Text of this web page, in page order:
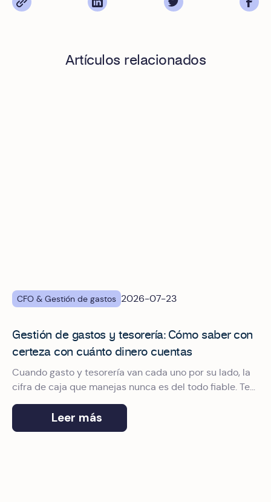
Artículos relacionados
CFO & Gestión de gastos 2026-07-23
Gestión de gastos y tesorería: Cómo saber con
certeza con cuánto dinero cuentas
Cuando gasto y tesorería van cada uno por su lado, la
cifra de caja que manejas nunca es del todo fiable. Te
contamos cómo conectarlos.
Leer más